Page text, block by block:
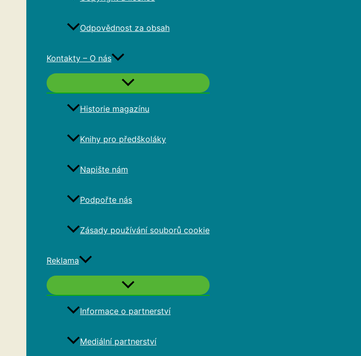
Odpovědnost za obsah
Kontakty – O nás
Historie magazínu
Knihy pro předškoláky
Napište nám
Podpořte nás
Zásady používání souborů cookie
Reklama
Informace o partnerství
Mediální partnerství